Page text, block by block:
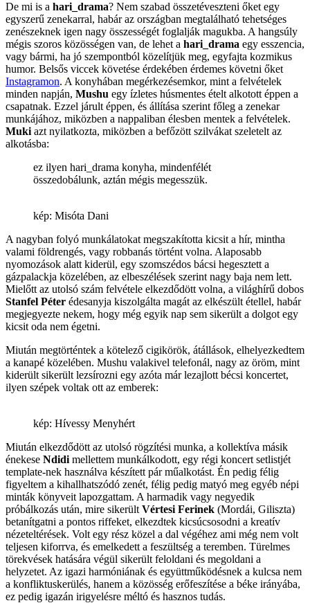
De mi is a hari_drama? Nem szabad összetéveszteni őket egy
egyszerű zenekarral, habár az országban megtalálható tehetséges
zenészeknek igen nagy összességét foglalják magukba. A hangsúly
mégis szoros közösségen van, de lehet a hari_drama egy esszencia,
vagy bármi, ha jó szempontból közelítjük meg, egyfajta kozmikus
humor. Belsős viccek követése érdekében érdemes követni őket
Instagramon. A konyhában megérkezésemkor, mint a felvételek
minden napján, Mushu egy ízletes húsmentes ételt alkotott éppen a
csapatnak. Ezzel járult éppen, és állítása szerint főleg a zenekar
munkájához, miközben a nappaliban élesben mentek a felvételek.
Muki azt nyilatkozta, miközben a befőzött szilvákat szeletelt az
alkotásba:
ez ilyen hari_drama konyha, mindenfélét
összedobálunk, aztán mégis megesszük.
kép: Misóta Dani
A nagyban folyó munkálatokat megszakította kicsit a hír, mintha
valami földrengés, vagy robbanás történt volna. Alaposabb
nyomozások alatt kiderül, egy szomszédos bácsi hegesztett a
gázpalackja közelében, az elbeszélések szerint nagy baja nem lett.
Mielőtt az utolsó szám felvétele elkezdődött volna, a világhírű dobos
Stanfel Péter édesanyja kiszolgálta magát az elkészült étellel, habár
megjegyezte nekem, hogy még egyik nap sem sikerült a dolgot egy
kicsit oda nem égetni.
Miután megtörténtek a kötelező cigikörök, átállások, elhelyezkedtem
a kanapé közelében. Mushu valakivel telefonál, nagy az öröm, mint
kiderült sikerült lezsírozni egy azóta már lezajlott bécsi koncertet,
ilyen szépek voltak ott az emberek:
kép: Hívessy Menyhért
Miután elkezdődött az utolsó rögzítési munka, a kollektíva másik
énekese Ndidi mellettem munkálkodott, egy régi koncert setlistjét
template-nek használva készített pár műalkotást. Én pedig félig
figyeltem a kihallhatszódó zenét, félig pedig matyó meg egyéb népi
minták könyveit lapozgattam. A harmadik vagy negyedik
próbálkozás után, mire sikerült Vértesi Ferinek (Mordái, Giliszta)
betanítgatni a pontos riffeket, elkezdtek kicsúcsosodni a kreatív
nézeteltérések. Volt egy rész közel a dal végéhez ami még nem volt
teljesen kiforrva, és emelkedett a feszültség a teremben. Türelmes
törekvések hatására végül sikerült feloldani és megoldani a
helyzetet. Az igazi harmóniának és együttműködésnek a kulcsa nem
a konfliktuskerülés, hanem a közösség erőfeszítése a béke irányába,
ez pedig igazán irigyelésre méltó és hasznos tudás.